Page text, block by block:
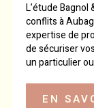
L’étude
conflits à
expertise de
de sécuriser
un particulier ou
EN